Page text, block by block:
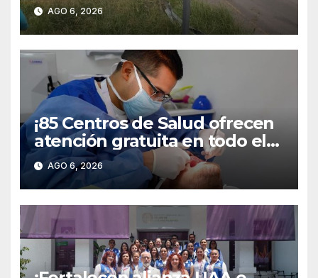
poniente!
AGO 6, 2026
¡85 Centros de Salud ofrecen
atención gratuita en todo el
territorio estatal!
AGO 6, 2026